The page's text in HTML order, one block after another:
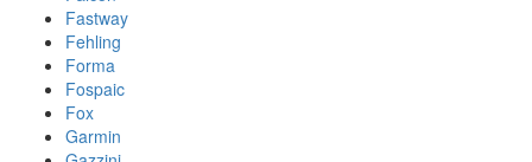
Fastway
Fehling
Forma
Fospaic
Fox
Garmin